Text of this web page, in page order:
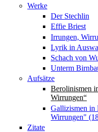
Werke
Der Stechlin
Effie Briest
Irrungen,
Lyrik in
Schach von
Unterm
Aufsätze
Berolinismen
Wirrungen“
Gallizismen in
Wirrungen"
Zitate